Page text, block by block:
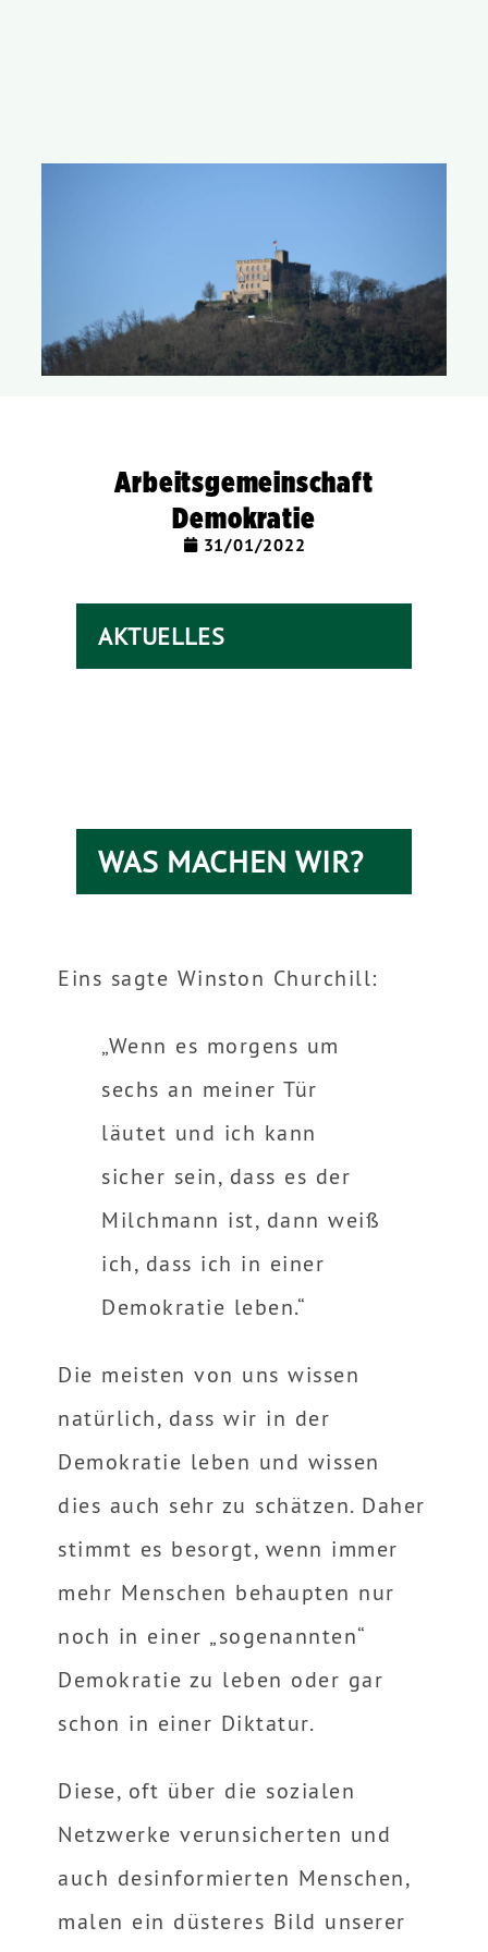
Arbeitsgemeinschaft
Demokratie
31/01/2022
AKTUELLES
WAS MACHEN WIR?
Eins sagte Winston Churchill:
„Wenn es morgens um
sechs an meiner Tür
läutet und ich kann
sicher sein, dass es der
Milchmann ist, dann weiß
ich, dass ich in einer
Demokratie leben.“
Die meisten von uns wissen
natürlich, dass wir in der
Demokratie leben und wissen
dies auch sehr zu schätzen. Daher
stimmt es besorgt, wenn immer
mehr Menschen behaupten nur
noch in einer „sogenannten“
Demokratie zu leben oder gar
schon in einer Diktatur.
Diese, oft über die sozialen
Netzwerke verunsicherten und
auch desinformierten Menschen,
malen ein düsteres Bild unserer